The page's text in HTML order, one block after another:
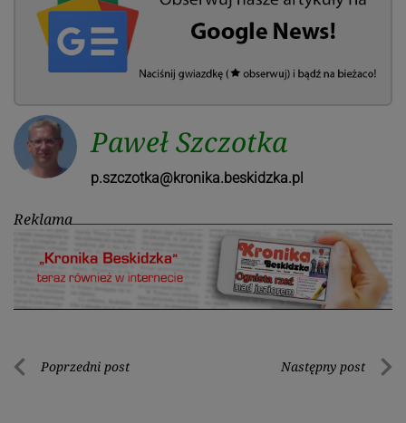
Paweł Szczotka
p.szczotka@kronika.beskidzka.pl
Reklama
Nawigacja
Poprzedni post Następny post